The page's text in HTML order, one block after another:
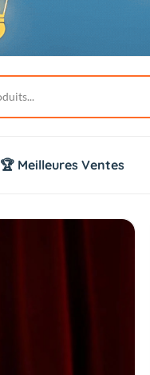
🏆 Meilleures Ventes